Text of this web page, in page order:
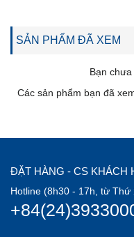
SẢN PHẨM ĐÃ XEM
Bạn
Các sản phẩm bạn đã
ĐẶT HÀNG - CS KHÁCH
Hotline (8h30 - 17h, từ Thứ